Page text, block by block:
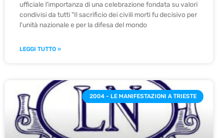
ufficiale l'importanza di una celebrazione fondata su valori
condivisi da tutti "Il sacrificio dei civili morti fu decisivo per
l'unità nazionale e per la difesa del mondo
LEGGI TUTTO »
2004 - LE MANIFESTAZIONI A TRIESTE